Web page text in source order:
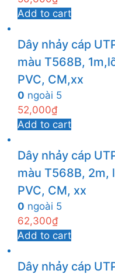
Add to cart
Dây nhảy cáp
màu T568B,
PVC, CM,xx
0 ngoài 5
52,000₫
Add to cart
Dây nhảy cáp
màu T568B, 2m,
PVC, CM, xx
0 ngoài 5
62,300₫
Add to cart
Dây nhảy cáp